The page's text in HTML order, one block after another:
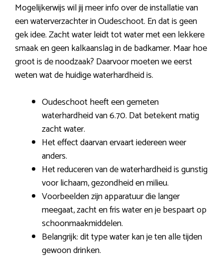
Mogelijkerwijs wil jij meer info over de installatie van
een waterverzachter in Oudeschoot. En dat is geen
gek idee. Zacht water leidt tot water met een lekkere
smaak en geen kalkaanslag in de badkamer. Maar hoe
groot is de noodzaak? Daarvoor moeten we eerst
weten wat de huidige waterhardheid is.
Oudeschoot heeft een gemeten
waterhardheid van 6.70. Dat betekent matig
zacht water.
Het effect daarvan ervaart iedereen weer
anders.
Het reduceren van de waterhardheid is gunstig
voor lichaam, gezondheid en milieu.
Voorbeelden zijn apparatuur die langer
meegaat, zacht en fris water en je bespaart op
schoonmaakmiddelen.
Belangrijk: dit type water kan je ten alle tijden
gewoon drinken.